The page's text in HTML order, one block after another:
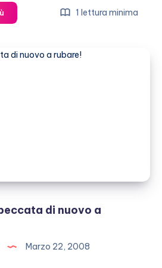
Moss
un
1 lettura minima
di nuovo a
Marzo 22, 2008